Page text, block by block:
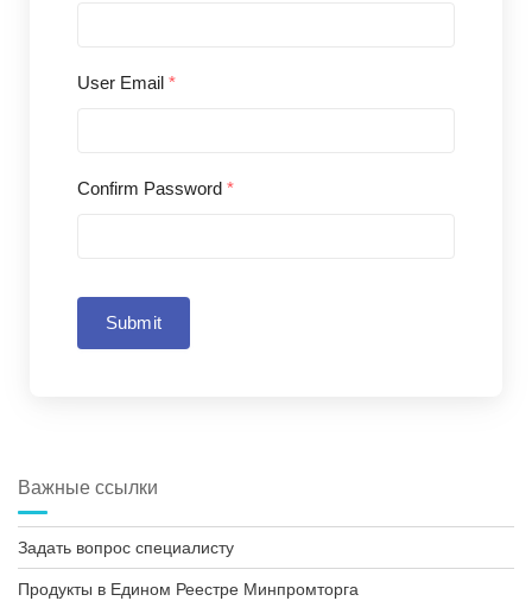
User Email *
Confirm Password *
Submit
Важные ссылки
Задать вопрос специалисту
Продукты в Едином Реестре Минпромторга